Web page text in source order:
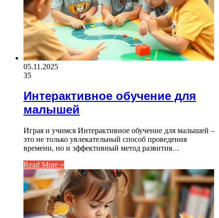
05.11.2025
35
Интерактивное обучение для
малышей
Играя и учимся Интерактивное обучение для малышей –
это не только увлекательный способ проведения
времени, но и эффективный метод развития…
Read More »